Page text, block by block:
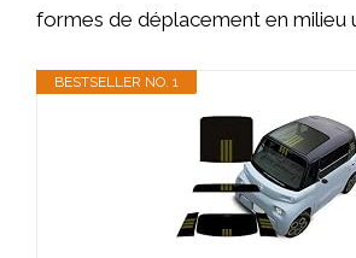
formes de déplacement en milieu
BESTSELLER NO. 1